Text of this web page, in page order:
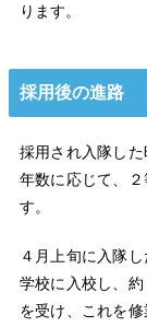
ります。
採用後の進路
採用され入隊し
年数に応じて、
す。
４月上旬に入隊
学校に入校し、
を受け、これを